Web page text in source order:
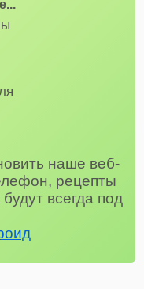
наше веб-
рецепты
всегда под